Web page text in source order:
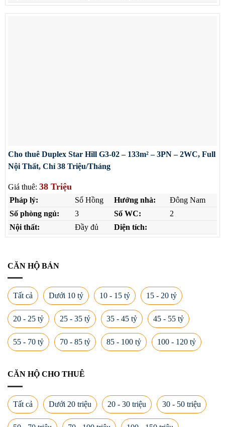
Cho thuê Duplex Star Hill G3-02 – 133m² – 3PN – 2WC, Full
Nội Thất, Chỉ 38 Triệu/Tháng
Giá thuê: 38 Triệu
Pháp lý: Sổ Hồng Hướng nhà:
Đông Nam
Số phòng ngủ:
3 Số WC:
2
Nội thất:
Đầy đủ Diện tích:
CĂN HỘ BÁN
Tất cả Dưới 10 tỷ 10 - 15 tỷ 15 - 20 tỷ
20 - 25 tỷ 25 - 35 tỷ 35 - 45 tỷ 45 - 55 tỷ
55 - 70 tỷ 70 - 85 tỷ 85 - 100 tỷ 100 - 120 tỷ
CĂN HỘ CHO THUÊ
Tất cả Dưới 20 triệu 20 - 30 triệu 30 - 50 triệu